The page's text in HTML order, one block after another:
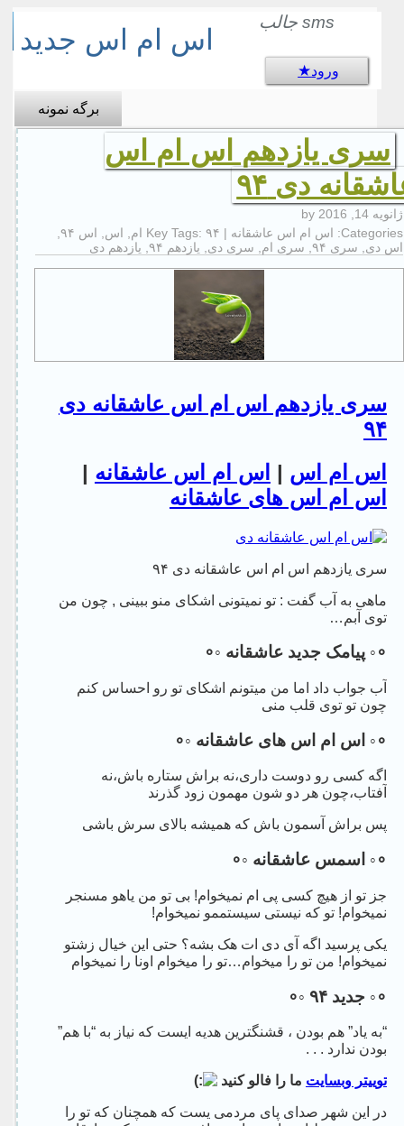
اس ام اس جدید
sms جالب
ورود
برگه نمونه
سری یازدهم اس ام اس
دی ۹۴
ژانویه 14, 2016
by
Categories:
اس ام اس عاشقانه | Key Tags: ۹۴ ام , اس, اس ۹۴
,
اس دی, سری ۹۴ , سری ام, سری دی, یازدهم ۹۴ , یازدهم دی
سری یازدهم اس ام اس عاشقانه دی
۹۴
اس ام اس | اس ام اس عاشقانه |
اس ام اس های عاشقانه
سری یازدهم اس ام اس عاشقانه دی ۹۴
ماهی به آب گفت : تو نمیتونی اشکای منو ببینی , چون من
توی آبم…
∘◦ پیامک جدید عاشقانه ◦∘
آب جواب داد اما من میتونم اشکای تو رو احساس کنم
چون تو توی قلب منی
∘◦ اس ام اس های عاشقانه ◦∘
اگه کسی رو دوست داری،نه براش ستاره باش،نه
آفتاب،چون هر دو شون مهمون زود گذرند
پس براش آسمون باش که همیشه بالای سرش باشی
∘◦ اسمس عاشقانه ◦∘
جز تو از هیچ کسی پی ام نمیخوام! بی تو من یاهو مسنجر
نمیخوام! تو که نیستی سیستممو نمیخوام!
یکی پرسید اگه آی دی ات هک بشه؟ حتی این خیال زشتو
نمیخوام! من تو را میخوام…تو را میخوام اونا را نمیخوام
∘◦ جدید ۹۴ ◦∘
“به یاد” هم بودن ، قشنگترین هدیه ایست که نیاز به “با هم”
بودن ندارد . . .
توییتر وبسایت ما را فالو کنید
در این شهر صدای پای مردمی یست که همچنان که تو را